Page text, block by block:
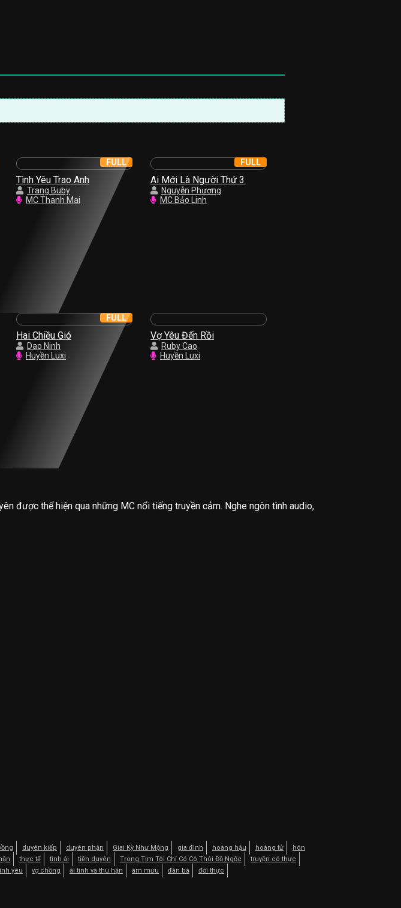
Tình Yêu Trao Anh
Trang Buby
MC Thanh Mai
FULL
Ai Mới Là Người Thứ 3
Nguyễn Phương
MC Bảo Linh
FULL
Hai Chiều Gió
Dao Ninh
Huyền Luxi
FULL
Vợ Yêu Đến Rồi
Ruby Cao
Huyền Luxi
được thể hiện qua những MC nổi tiếng truyền cảm. Nghe ngôn tình audio,
duyên kiếp duyên phận Giai Kỳ Như Mộng gia đình hoàng hậu hoàng tử
hôn
thực tế tình ái tiền duyên Trong Tim Tôi Chỉ Có Cô Thôi Đồ Ngốc
truyện có thực
yêu vợ chồng ái tình và thù hận âm mưu đàn bà đời thực